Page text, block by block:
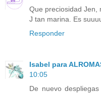
Que preciosidad Jen,
J tan marina. Es
Responder
Isabel para
10:05
De nuevo